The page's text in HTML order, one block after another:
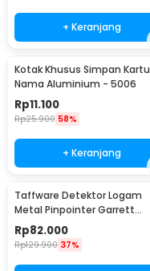
+ Keranjang
Kotak Khusus Simpan Kartu
Nama Aluminium - 5006
Rp11.100
Rp25.900 58%
+ Keranjang
Taffware Detektor Logam
Metal Pinpointer Garrett
Waterproof - 1166000
Rp82.000
Rp129.900 37%